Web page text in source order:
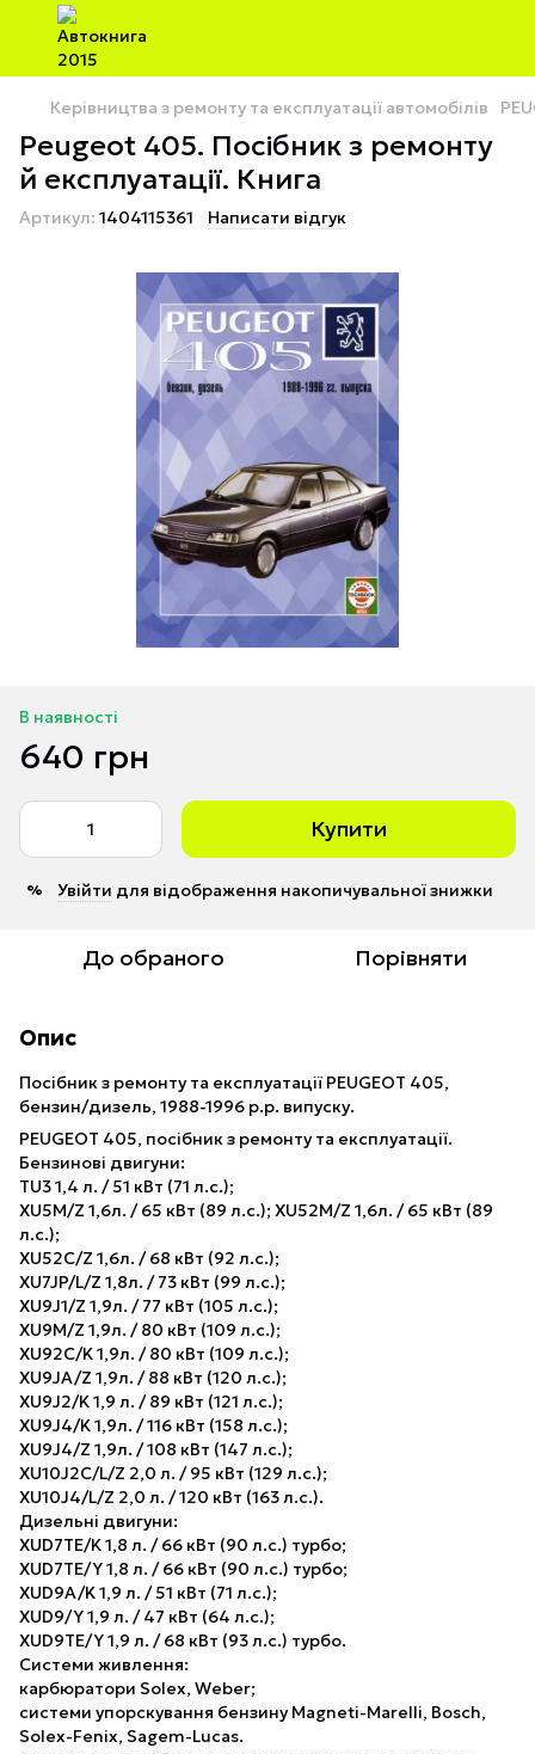
Керівництва з ремонту та експлуатації автомобілів
Peugeot 405. Посібник з ремонту
й експлуатації. Книга
Артикул: 1404115361 Написати відгук
В наявності
640 грн
Купити
% Увійти для відображення накопичувальної знижки
До обраного Порівняти
Опис
Посібник з ремонту та експлуатації PEUGEOT 405,
бензин/дизель, 1988-1996 р.р. випуску.
PEUGEOT 405, посібник з ремонту та експлуатації.
Бензинові двигуни:
TU3 1,4 л. / 51 кВт (71 л.с.);
XU5M/Z 1,6л. / 65 кВт (89 л.с.); XU52M/Z 1,6л. / 65 кВт (89
л.с.);
XU52C/Z 1,6л. / 68 кВт (92 л.с.);
XU7JP/L/Z 1,8л. / 73 кВт (99 л.с.);
XU9J1/Z 1,9л. / 77 кВт (105 л.с.);
XU9M/Z 1,9л. / 80 кВт (109 л.с.);
XU92C/K 1,9л. / 80 кВт (109 л.с.);
XU9JA/Z 1,9л. / 88 кВт (120 л.с.);
XU9J2/K 1,9 л. / 89 кВт (121 л.с.);
XU9J4/K 1,9л. / 116 кВт (158 л.с.);
XU9J4/Z 1,9л. / 108 кВт (147 л.с.);
XU10J2C/L/Z 2,0 л. / 95 кВт (129 л.с.);
XU10J4/L/Z 2,0 л. / 120 кВт (163 л.с.).
Дизельні двигуни:
XUD7TE/K 1,8 л. / 66 кВт (90 л.с.) турбо;
XUD7TE/Y 1,8 л. / 66 кВт (90 л.с.) турбо;
XUD9A/K 1,9 л. / 51 кВт (71 л.с.);
XUD9/Y 1,9 л. / 47 кВт (64 л.с.);
XUD9TE/Y 1,9 л. / 68 кВт (93 л.с.) турбо.
Системи живлення:
карбюратори Solex, Weber;
системи упорскування бензину Magneti-Marelli, Bosch,
Solex-Fenix, Sagem-Lucas.